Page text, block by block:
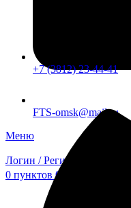
FTS-omsk@mail.ru
Меню
Логин / Регистрация
0 пунктов 0,00
+7 (3812) 23-44-41